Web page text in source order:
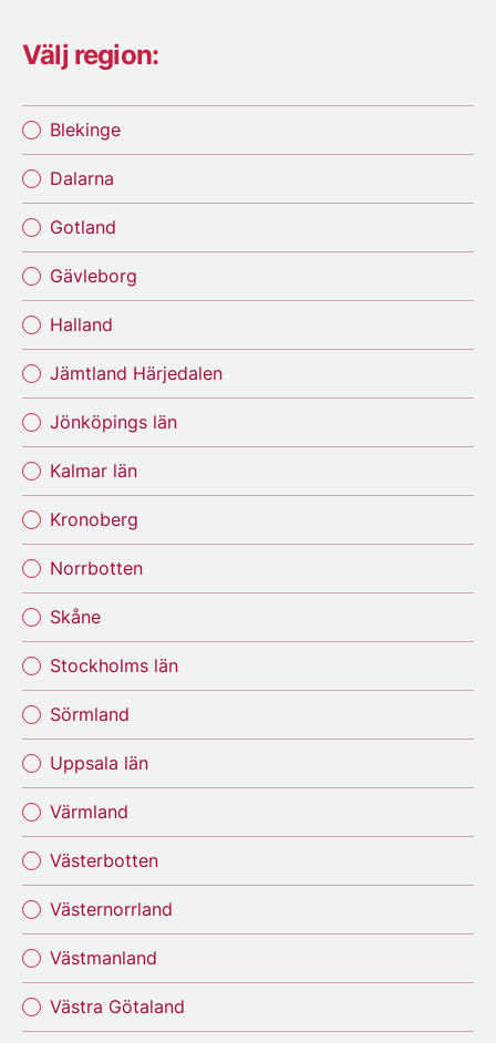
Välj region:
Blekinge
Dalarna
Gotland
Gävleborg
Halland
Jämtland Härjedalen
Jönköpings län
Kalmar län
Kronoberg
Norrbotten
Skåne
Stockholms län
Sörmland
Uppsala län
Värmland
Västerbotten
Västernorrland
Västmanland
Västra Götaland